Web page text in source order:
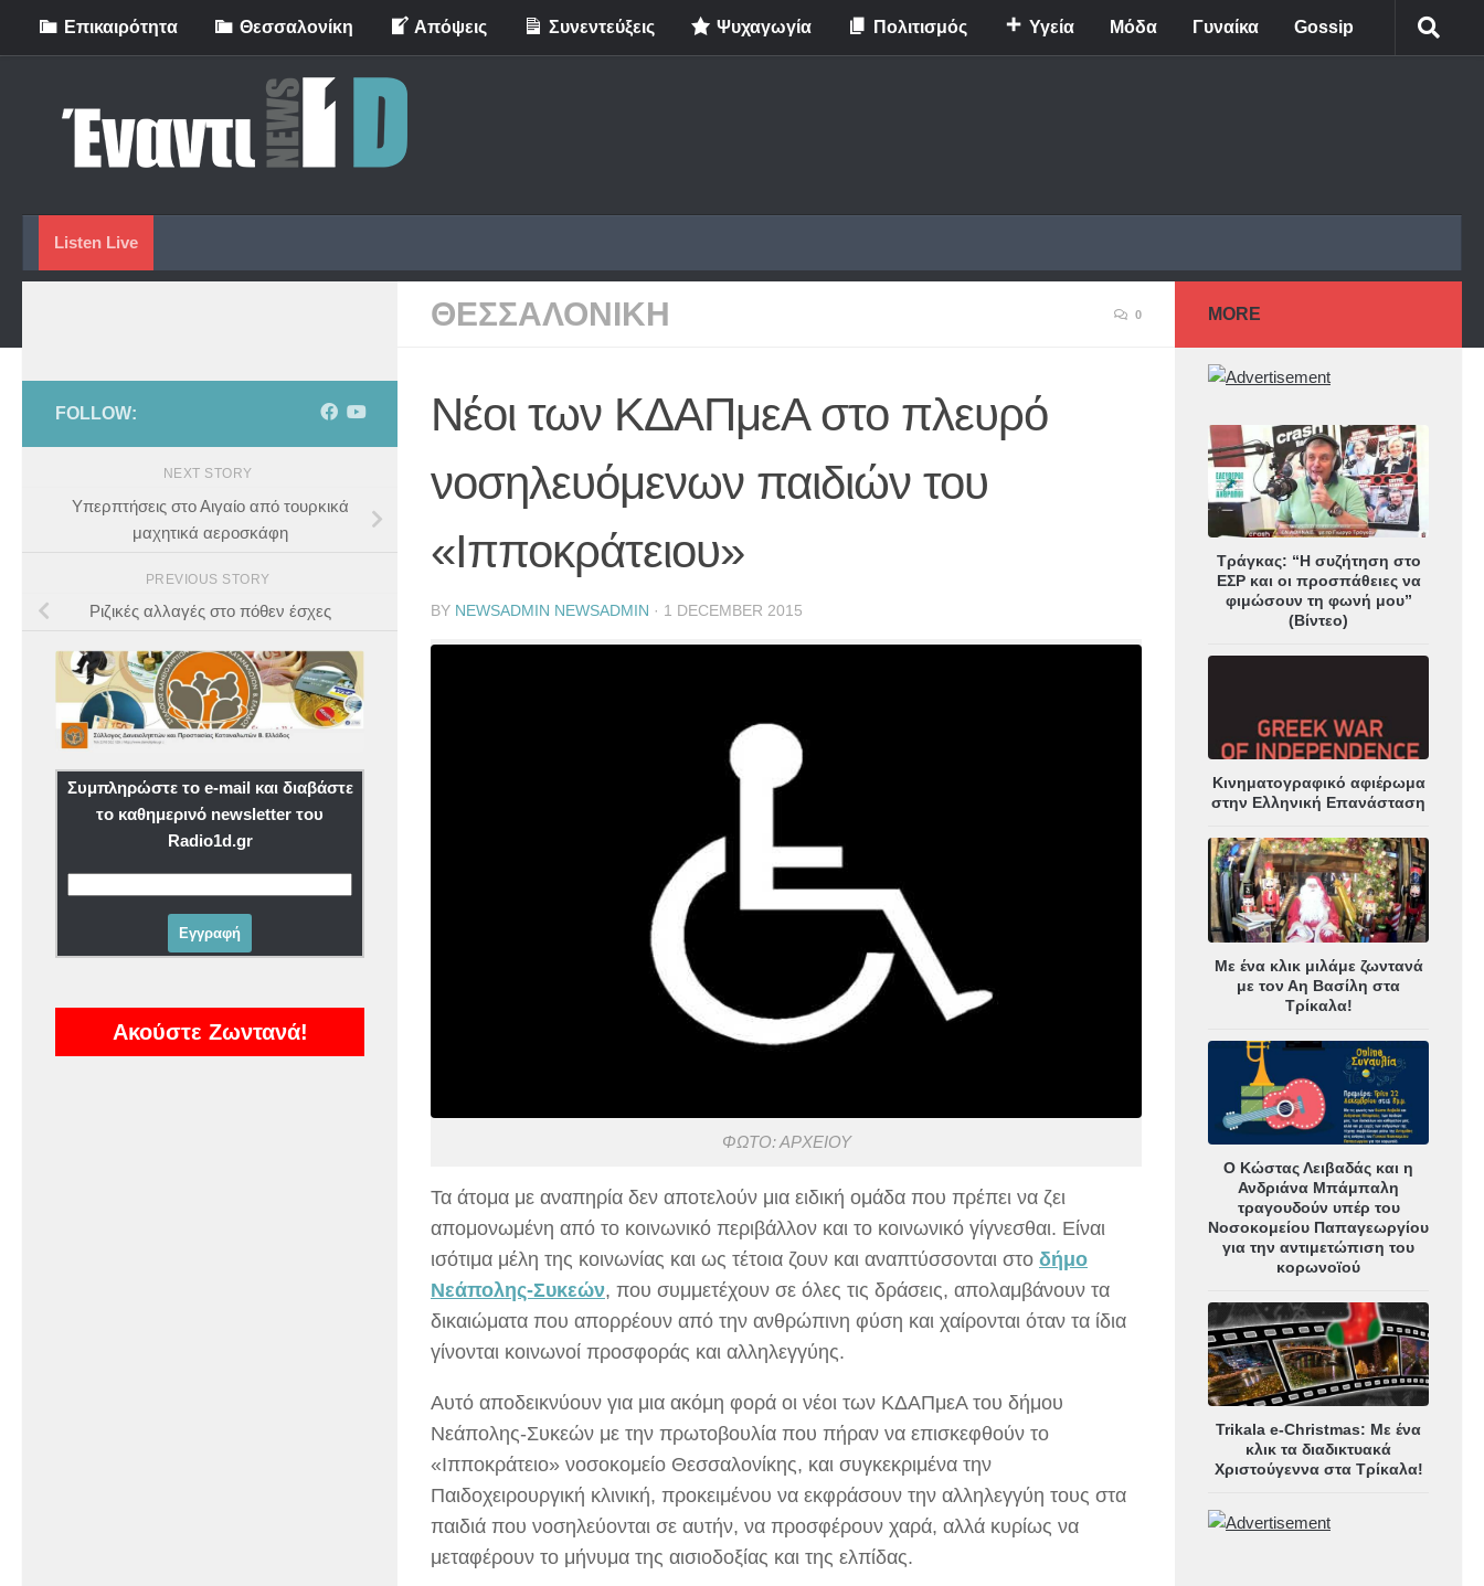
Skip to content
Eπικαιρότητα Θεσσαλονίκη Απόψεις Συνεντεύξεις Ψυχαγωγία Πολιτισμός Υγεία Μόδα Γυναίκα Gossip
Listen Live
ΘΕΣΣΑΛΟΝΙΚΗ 0
Νέοι των ΚΔΑΠμεΑ στο πλευρό
νοσηλευόμενων παιδιών του
«Ιπποκράτειου»
BY NEWSADMIN NEWSADMIN · 1 DECEMBER 2015
ΦΩΤΟ: ΑΡΧΕΙΟΥ
Τα άτομα με αναπηρία δεν αποτελούν μια ειδική ομάδα που πρέπει να ζει
απομονωμένη από το κοινωνικό περιβάλλον και το κοινωνικό γίγνεσθαι. Είναι
ισότιμα μέλη της κοινωνίας και ως τέτοια ζουν και αναπτύσσονται στο δήμο
Νεάπολης-Συκεών, που συμμετέχουν σε όλες τις δράσεις, απολαμβάνουν τα
δικαιώματα που απορρέουν από την ανθρώπινη φύση και χαίρονται όταν τα ίδια
γίνονται κοινωνοί προσφοράς και αλληλεγγύης.
Αυτό αποδεικνύουν για μια ακόμη φορά οι νέοι των ΚΔΑΠμεΑ του δήμου
Νεάπολης-Συκεών με την πρωτοβουλία που πήραν να επισκεφθούν το
«Ιπποκράτειο» νοσοκομείο Θεσσαλονίκης, και συγκεκριμένα την
Παιδοχειρουργική κλινική, προκειμένου να εκφράσουν την αλληλεγγύη τους στα
παιδιά που νοσηλεύονται σε αυτήν, να προσφέρουν χαρά, αλλά κυρίως να
μεταφέρουν το μήνυμα της αισιοδοξίας και της ελπίδας.
FOLLOW:
NEXT STORY
Yπερπτήσεις στο Αιγαίο από τουρκικά
μαχητικά αεροσκάφη
PREVIOUS STORY
Ριζικές αλλαγές στο πόθεν έσχες
Συμπληρώστε το e-mail και διαβάστε
το καθημερινό newsletter του
Radio1d.gr
Ακούστε Ζωντανά!
MORE
Τράγκας: “Η συζήτηση στο
ΕΣΡ και οι προσπάθειες να
φιμώσουν τη φωνή μου”
(Βίντεο)
Κινηματογραφικό αφιέρωμα
στην Ελληνική Επανάσταση
Με ένα κλικ μιλάμε ζωντανά
με τον Αη Βασίλη στα
Τρίκαλα!
Ο Κώστας Λειβαδάς και η
Ανδριάνα Μπάμπαλη
τραγουδούν υπέρ του
Νοσοκομείου Παπαγεωργίου
για την αντιμετώπιση του
κορωνοϊού
Trikala e-Christmas: Με ένα
κλικ τα διαδικτυακά
Χριστούγεννα στα Τρίκαλα!